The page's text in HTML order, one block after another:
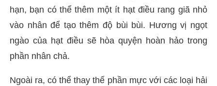
hạn, bạn có thể thêm một ít hạt điều rang giã nhỏ
vào nhân để tạo thêm độ bùi bùi. Hương vị ngọt
ngào của hạt điều sẽ hòa quyện hoàn hảo trong
phần nhân chả.
Ngoài ra, có thể thay thế phần mực với các loại hải